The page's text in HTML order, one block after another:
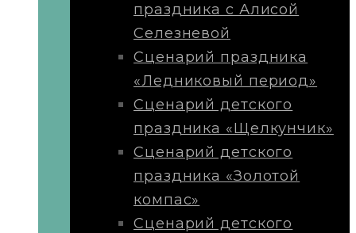
праздника с Алисой
Селезневой
Сценарий праздника
«Ледниковый период»
Сценарий детского
праздника «Щелкунчик»
Сценарий детского
праздника «Золотой
компас»
Сценарий детского